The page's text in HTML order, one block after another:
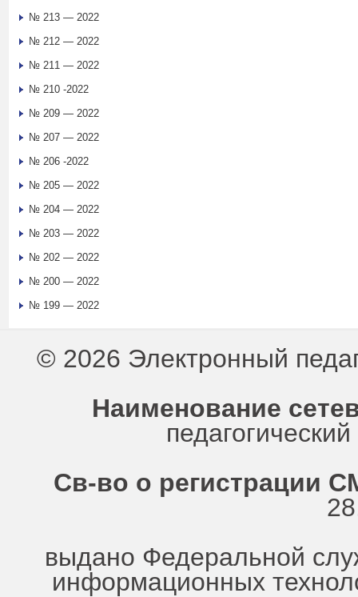
№ 213 — 2022
№ 212 — 2022
№ 211 — 2022
№ 210 -2022
№ 209 — 2022
№ 207 — 2022
№ 206 -2022
№ 205 — 2022
№ 204 — 2022
№ 203 — 2022
№ 202 — 2022
№ 200 — 2022
№ 199 — 2022
© 2026 Электронный
Наименование
Св-во о регистрации
выдано Федеральной
информационных